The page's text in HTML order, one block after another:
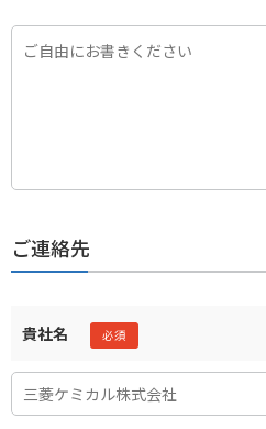
ご連絡先
貴社名